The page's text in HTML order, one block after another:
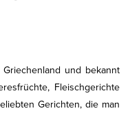
und bekannt
Fleischgerichte
Gerichten, die man